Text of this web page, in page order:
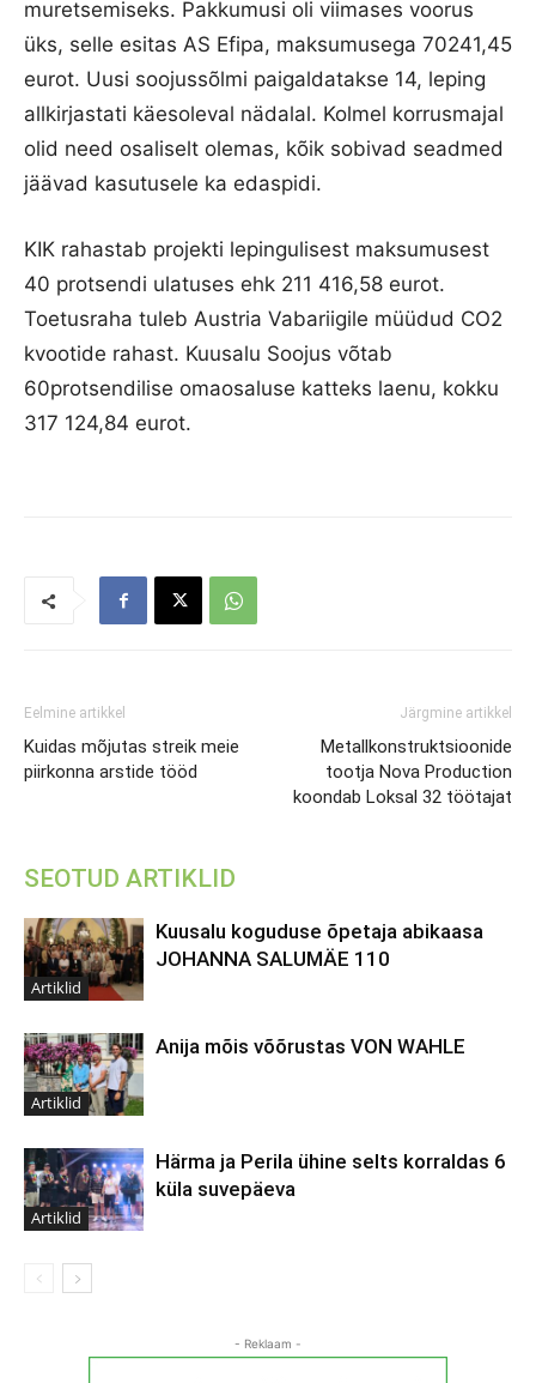
muretsemiseks. Pakkumusi oli viimases voorus
üks, selle esitas AS Efipa, maksumusega 70241,45
eurot. Uusi soojussõlmi paigaldatakse 14, leping
allkirjastati käesoleval nädalal. Kolmel korrusmajal
olid need osaliselt olemas, kõik sobivad seadmed
jäävad kasutusele ka edaspidi.
KIK rahastab projekti lepingulisest maksumusest
40 protsendi ulatuses ehk 211 416,58 eurot.
Toetusraha tuleb Austria Vabariigile müüdud CO2
kvootide rahast. Kuusalu Soojus võtab
60protsendilise omaosaluse katteks laenu, kokku
317 124,84 eurot.
Eelmine artikkel
Kuidas mõjutas streik meie
piirkonna arstide tööd
Järgmine artikkel
Metallkonstruktsioonide
tootja Nova Production
koondab Loksal 32 töötajat
SEOTUD ARTIKLID
Artiklid
Kuusalu koguduse õpetaja abikaasa
JOHANNA SALUMÄE 110
Artiklid
Anija mõis võõrustas VON WAHLE
Artiklid
Härma ja Perila ühine selts korraldas 6
küla suvepäeva
- Reklaam -